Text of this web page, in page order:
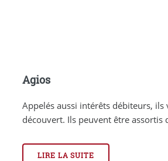
Agios
Appelés aussi intérêts débiteurs,
découvert. Ils peuvent être
LIRE LA SUITE